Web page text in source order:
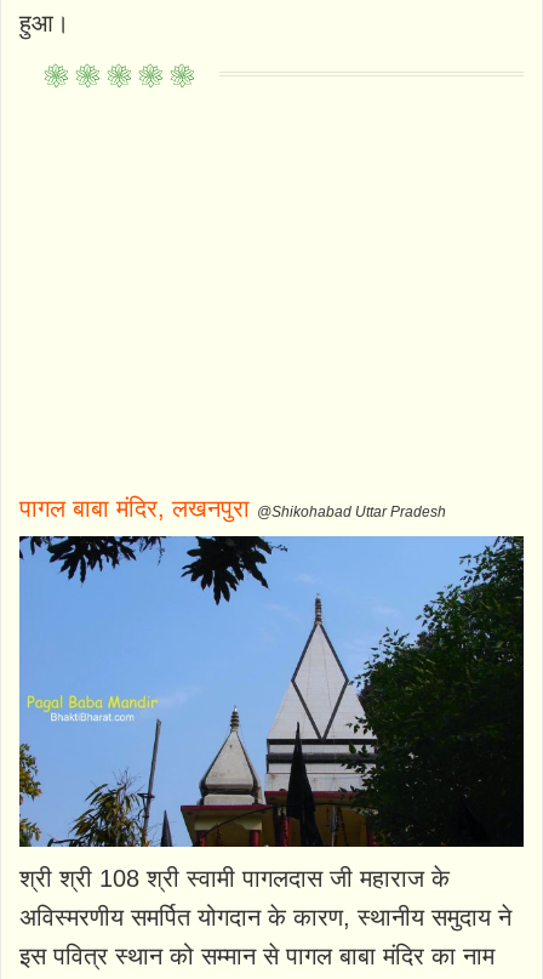
हुआ।
पागल बाबा मंदिर, लखनपुरा @Shikohabad Uttar Pradesh
श्री श्री 108 श्री स्वामी पागलदास जी महाराज के
अविस्मरणीय समर्पित योगदान के कारण, स्थानीय समुदाय ने
इस पवित्र स्थान को सम्मान से पागल बाबा मंदिर का नाम